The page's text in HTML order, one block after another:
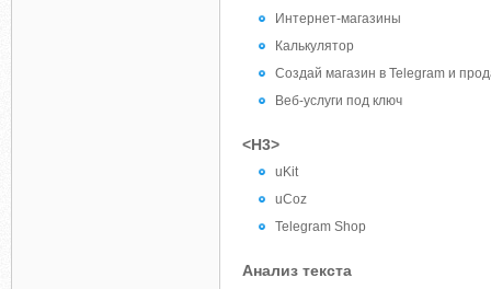
Интернет-магазины
Калькулятор
Создай магазин в Telegram и
Веб-услуги под ключ
<H3>
uKit
uCoz
Telegram Shop
Анализ текста